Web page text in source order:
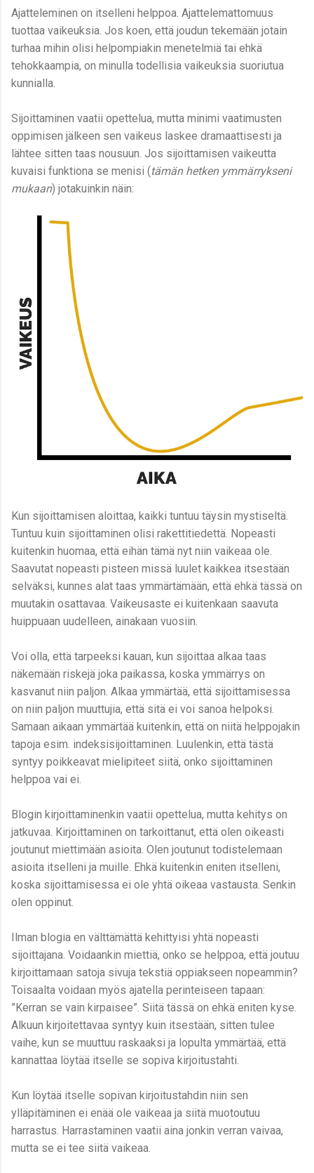
Ajatteleminen on itselleni helppoa. Ajattelemattomuus
tuottaa vaikeuksia. Jos koen, että joudun tekemään jotain
turhaa mihin olisi helpompiakin menetelmiä tai ehkä
tehokkaampia, on minulla todellisia vaikeuksia suoriutua
kunnialla.
Sijoittaminen vaatii opettelua, mutta minimi vaatimusten
oppimisen jälkeen sen vaikeus laskee dramaattisesti ja
lähtee sitten taas nousuun. Jos sijoittamisen vaikeutta
kuvaisi funktiona se menisi (tämän hetken ymmärrykseni
mukaan) jotakuinkin näin:
Kun sijoittamisen aloittaa, kaikki tuntuu täysin mystiseltä.
Tuntuu kuin sijoittaminen olisi rakettitiedettä. Nopeasti
kuitenkin huomaa, että eihän tämä nyt niin vaikeaa ole.
Saavutat nopeasti pisteen missä luulet kaikkea itsestään
selväksi, kunnes alat taas ymmärtämään, että ehkä tässä on
muutakin osattavaa. Vaikeusaste ei kuitenkaan saavuta
huippuaan uudelleen, ainakaan vuosiin.
Voi olla, että tarpeeksi kauan, kun sijoittaa alkaa taas
näkemään riskejä joka paikassa, koska ymmärrys on
kasvanut niin paljon. Alkaa ymmärtää, että sijoittamisessa
on niin paljon muuttujia, että sitä ei voi sanoa helpoksi.
Samaan aikaan ymmärtää kuitenkin, että on niitä helppojakin
tapoja esim. indeksisijoittaminen. Luulenkin, että tästä
syntyy poikkeavat mielipiteet siitä, onko sijoittaminen
helppoa vai ei.
Blogin kirjoittaminenkin vaatii opettelua, mutta kehitys on
jatkuvaa. Kirjoittaminen on tarkoittanut, että olen oikeasti
joutunut miettimään asioita. Olen joutunut todistelemaan
asioita itselleni ja muille. Ehkä kuitenkin eniten itselleni,
koska sijoittamisessa ei ole yhtä oikeaa vastausta. Senkin
olen oppinut.
Ilman blogia en välttämättä kehittyisi yhtä nopeasti
sijoittajana. Voidaankin miettiä, onko se helppoa, että joutuu
kirjoittamaan satoja sivuja tekstiä oppiakseen nopeammin?
Toisaalta voidaan myös ajatella perinteiseen tapaan:
”Kerran se vain kirpaisee”. Siitä tässä on ehkä eniten kyse.
Alkuun kirjoitettavaa syntyy kuin itsestään, sitten tulee
vaihe, kun se muuttuu raskaaksi ja lopulta ymmärtää, että
kannattaa löytää itselle se sopiva kirjoitustahti.
Kun löytää itselle sopivan kirjoitustahdin niin sen
ylläpitäminen ei enää ole vaikeaa ja siitä muotoutuu
harrastus. Harrastaminen vaatii aina jonkin verran vaivaa,
mutta se ei tee siitä vaikeaa.